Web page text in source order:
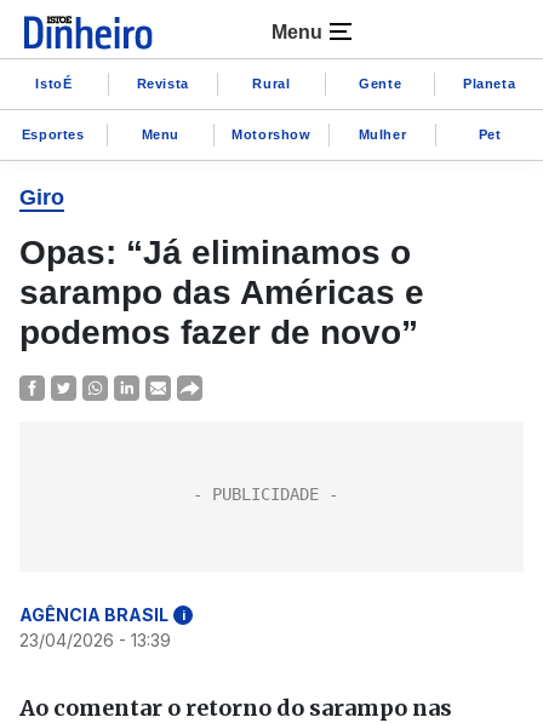
Menu
IstoÉ Revista Rural Gente Planeta
Esportes Menu Motorshow Mulher Pet
Giro
Opas: “Já eliminamos o
sarampo das Américas e
podemos fazer de novo”
AGÊNCIA BRASIL i
23/04/2026 - 13:39
Ao comentar o retorno do sarampo nas